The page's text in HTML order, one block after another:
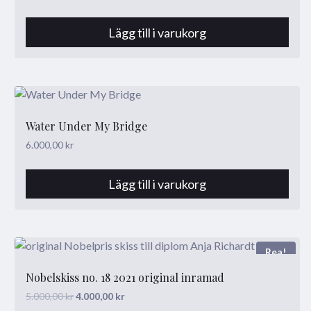
priset
1.000,00 kr.
priset
är:
700,00 kr.
Lägg till i varukorg
Water Under My Bridge
6.000,00kr
Lägg till i varukorg
Rea!
Nobelskiss no. 18 2021 original inramad
5.000,00krDet
4.000,00 krDet